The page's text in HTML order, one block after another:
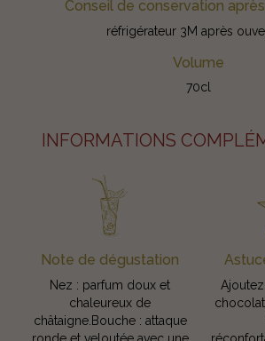
Conseil de conservation
réfrigérateur 3M après
Volume
70cl
INFORMATIONS
Note de dégustation
Nez : parfum doux et
chaleureux de
châtaigne.Bouche : attaque